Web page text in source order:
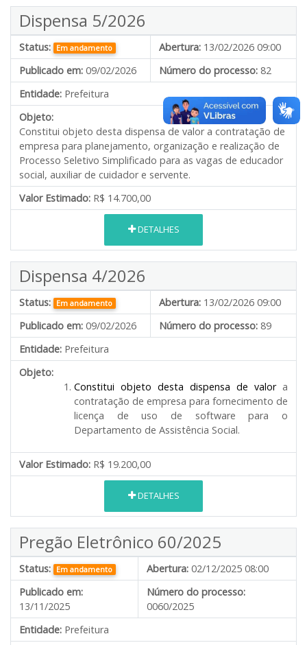
Dispensa 5/2026
Status: Em andamento Abertura: 13/02/2026 09:00
Publicado em: 09/02/2026 Número do processo: 82
Entidade: Prefeitura
Objeto:
Constitui objeto desta dispensa de valor a contratação de
empresa para planejamento, organização e realização de
Processo Seletivo Simplificado para as vagas de educador
social, auxiliar de cuidador e servente.
Valor Estimado: R$ 14.700,00
DETALHES
Dispensa 4/2026
Status: Em andamento Abertura: 13/02/2026 09:00
Publicado em: 09/02/2026 Número do processo: 89
Entidade: Prefeitura
Objeto:
Constitui objeto desta dispensa de valor a
contratação de empresa para fornecimento de
licença de uso de software para o
Departamento de Assistência Social.
Valor Estimado: R$ 19.200,00
DETALHES
Pregão Eletrônico 60/2025
Status: Em andamento Abertura: 02/12/2025 08:00
Publicado em:
13/11/2025
Número do processo:
0060/2025
Entidade: Prefeitura